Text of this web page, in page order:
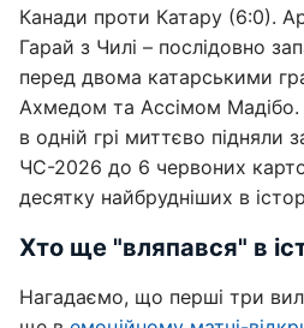
Канади проти Катару (6:0).
Гарай з Чилі – послідовно
перед двома катарськими
Ахмедом та Ассімом Мадібо.
в одній грі миттєво підняли
ЧС-2026 до 6 червоних
десятку найбрудніших в
Хто ще "вляпався" в
Нагадаємо, що перші три